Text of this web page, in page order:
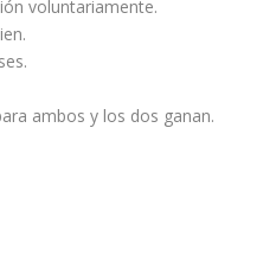
voluntariamente.
ambos y los dos ganan.